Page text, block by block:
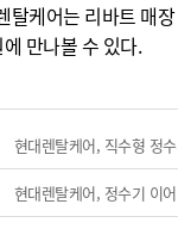
탈케어는 리바트 매
만나볼 수 있다.​
현대렌탈케어, 직수형 정
현대렌탈케어, 정수기 이